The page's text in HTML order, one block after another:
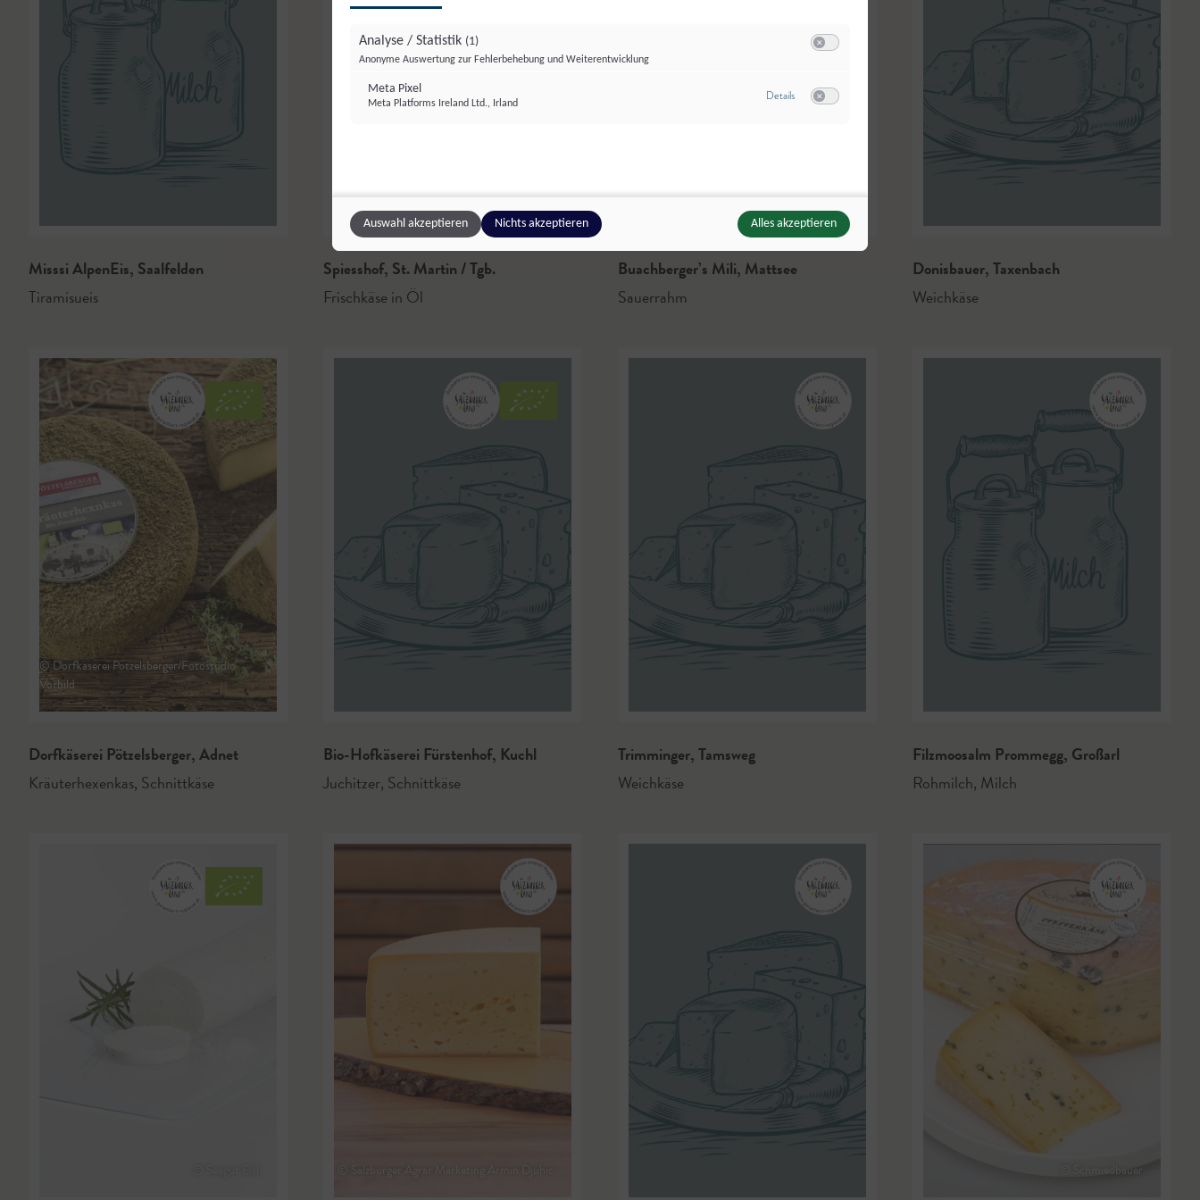
Misssi AlpenEis, Saalfelden
Tiramisueis
Spiesshof, St. Martin / Tgb.
Frischkäse in Öl
© Buachbergers Mili
Buachberger’s Mili, Mattsee
Sauerrahm
Donisbauer,Taxenbach
Weichkäse
© Dorfkäserei Pötzelsberger/Fotostudio
Vorbild
Dorfkäserei Pötzelsberger,Adnet
Kräuterhexenkas, Schnittkäse
Bio-Hofkäserei Fürstenhof, Kuchl
Juchitzer, Schnittkäse
Trimminger,Tamsweg
Weichkäse
Filzmoosalm Prommegg, Großarl
Rohmilch, Milch
© Salzburger Agrar Marketing Armin Djuhic © Schmiedbauer
Analyse / Statistik (1)
Anonyme Auswertung zur Fehlerbehebung und Weiterentwicklung
Meta Pixel
Meta Platforms Ireland Ltd., Irland
Detailszu Meta Pixel
Auswahl akzeptieren Nichts akzeptieren Alles akzeptieren